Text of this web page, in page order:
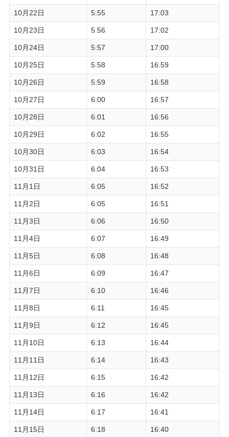
10月22日 5:55 17:03
10月23日 5:56 17:02
10月24日 5:57 17:00
10月25日 5:58 16:59
10月26日 5:59 16:58
10月27日 6:00 16:57
10月28日 6:01 16:56
10月29日 6:02 16:55
10月30日 6:03 16:54
10月31日 6:04 16:53
11月1日 6:05 16:52
11月2日 6:05 16:51
11月3日 6:06 16:50
11月4日 6:07 16:49
11月5日 6:08 16:48
11月6日 6:09 16:47
11月7日 6:10 16:46
11月8日 6:11 16:45
11月9日 6:12 16:45
11月10日 6:13 16:44
11月11日 6:14 16:43
11月12日 6:15 16:42
11月13日 6:16 16:42
11月14日 6:17 16:41
11月15日 6:18 16:40